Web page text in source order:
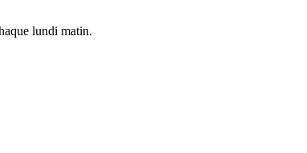
lundi matin.